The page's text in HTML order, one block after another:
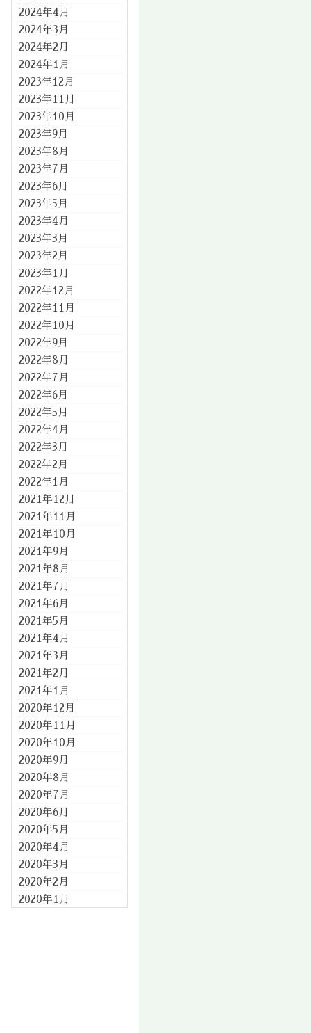
2024年4月
2024年3月
2024年2月
2024年1月
2023年12月
2023年11月
2023年10月
2023年9月
2023年8月
2023年7月
2023年6月
2023年5月
2023年4月
2023年3月
2023年2月
2023年1月
2022年12月
2022年11月
2022年10月
2022年9月
2022年8月
2022年7月
2022年6月
2022年5月
2022年4月
2022年3月
2022年2月
2022年1月
2021年12月
2021年11月
2021年10月
2021年9月
2021年8月
2021年7月
2021年6月
2021年5月
2021年4月
2021年3月
2021年2月
2021年1月
2020年12月
2020年11月
2020年10月
2020年9月
2020年8月
2020年7月
2020年6月
2020年5月
2020年4月
2020年3月
2020年2月
2020年1月